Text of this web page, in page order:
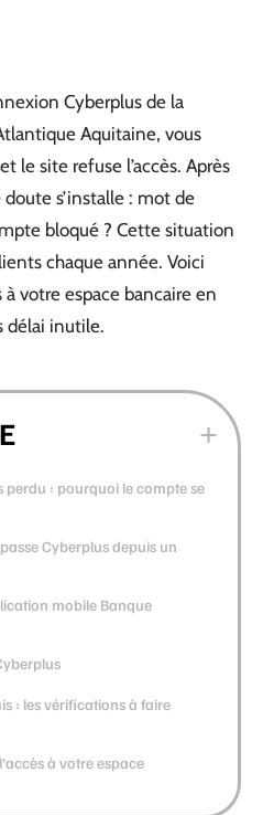
Cyberplus de la
Aquitaine, vous
le site refuse l’accès. Après
s’installe : mot de
bloqué ? Cette situation
chaque année. Voici
votre espace bancaire en
délai inutile.
perdu : pourquoi le compte se
Cyberplus depuis un
mobile Banque
: les vérifications à faire
à votre espace